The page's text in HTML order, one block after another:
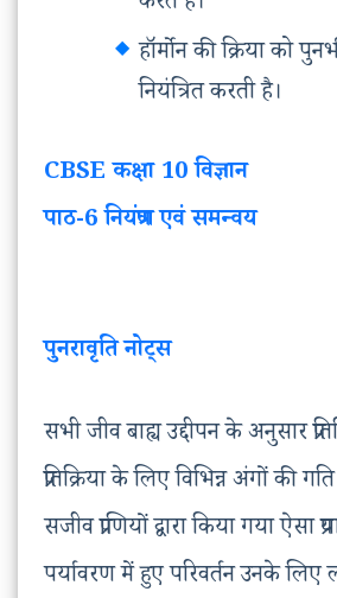
हॉर्मोन की क्रिया को
नियंत्रित करती है।
CBSE कक्षा 10 विज्ञान
पाठ-6 नियंत्रण एवं समन्वय
पुनरावृति नोट्स
सभी जीव बाह्य उद्दीपन के अनुसार
प्रतिक्रिया के लिए विभिन्न अंगों की
सजीव प्राणियों द्वारा किया गया
पर्यावरण में हुए परिवर्तन उनके लिए